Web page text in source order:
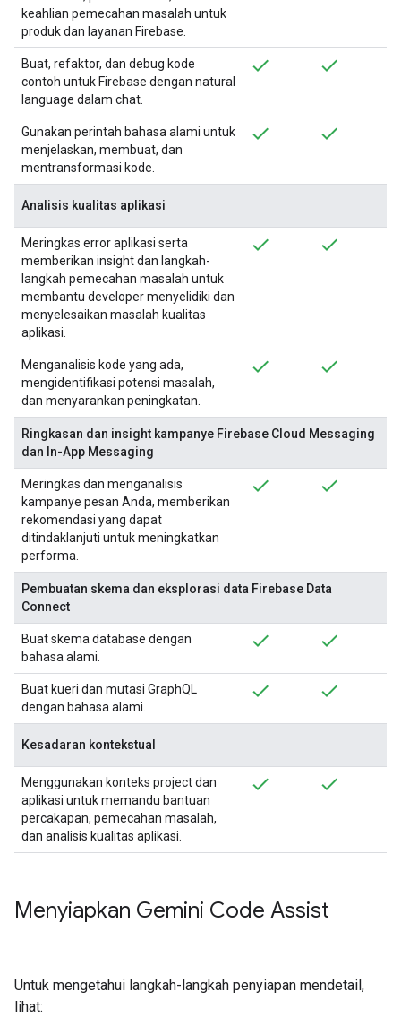
keahlian pemecahan masalah untuk
produk dan layanan Firebase.
Buat, refaktor, dan debug kode
contoh untuk Firebase dengan natural
language dalam chat.
Gunakan perintah bahasa alami untuk
menjelaskan, membuat, dan
mentransformasi kode.
Analisis kualitas aplikasi
Meringkas error aplikasi serta
memberikan insight dan langkah-
langkah pemecahan masalah untuk
membantu developer menyelidiki dan
menyelesaikan masalah kualitas
aplikasi.
Menganalisis kode yang ada,
mengidentifikasi potensi masalah,
dan menyarankan peningkatan.
Ringkasan dan insight kampanye Firebase Cloud Messaging
dan In-App Messaging
Meringkas dan menganalisis
kampanye pesan Anda, memberikan
rekomendasi yang dapat
ditindaklanjuti untuk meningkatkan
performa.
Pembuatan skema dan eksplorasi data Firebase Data
Connect
Buat skema database dengan
bahasa alami.
Buat kueri dan mutasi GraphQL
dengan bahasa alami.
Kesadaran kontekstual
Menggunakan konteks project dan
aplikasi untuk memandu bantuan
percakapan, pemecahan masalah,
dan analisis kualitas aplikasi.
Menyiapkan Gemini Code Assist
Untuk mengetahui langkah-langkah penyiapan mendetail,
lihat: